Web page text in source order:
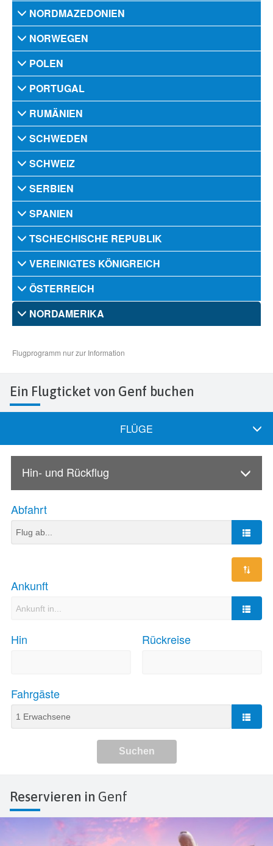
Ein Flugticket von Genf buchen
Reservieren in Genf